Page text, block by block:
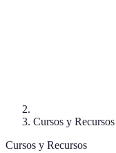
Cursos y Recursos
Cursos y Recursos